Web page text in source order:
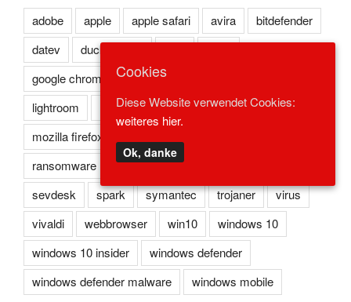
adobe apple apple safari avira
bitdefender
datev
duckduckgo
google chrome
kaspersky
lightroom
microsoft edge
microsoft ie
mozilla firefox
ransomware
reader redstone
sevdesk
spark symantec trojaner
virus
vivaldi
webbrowser win10
windows 10
windows 10 insider
windows defender
windows defender malware
windows mobile
Cookies
Diese Website verwendet Cookies:
weiteres hier.
Ok, danke